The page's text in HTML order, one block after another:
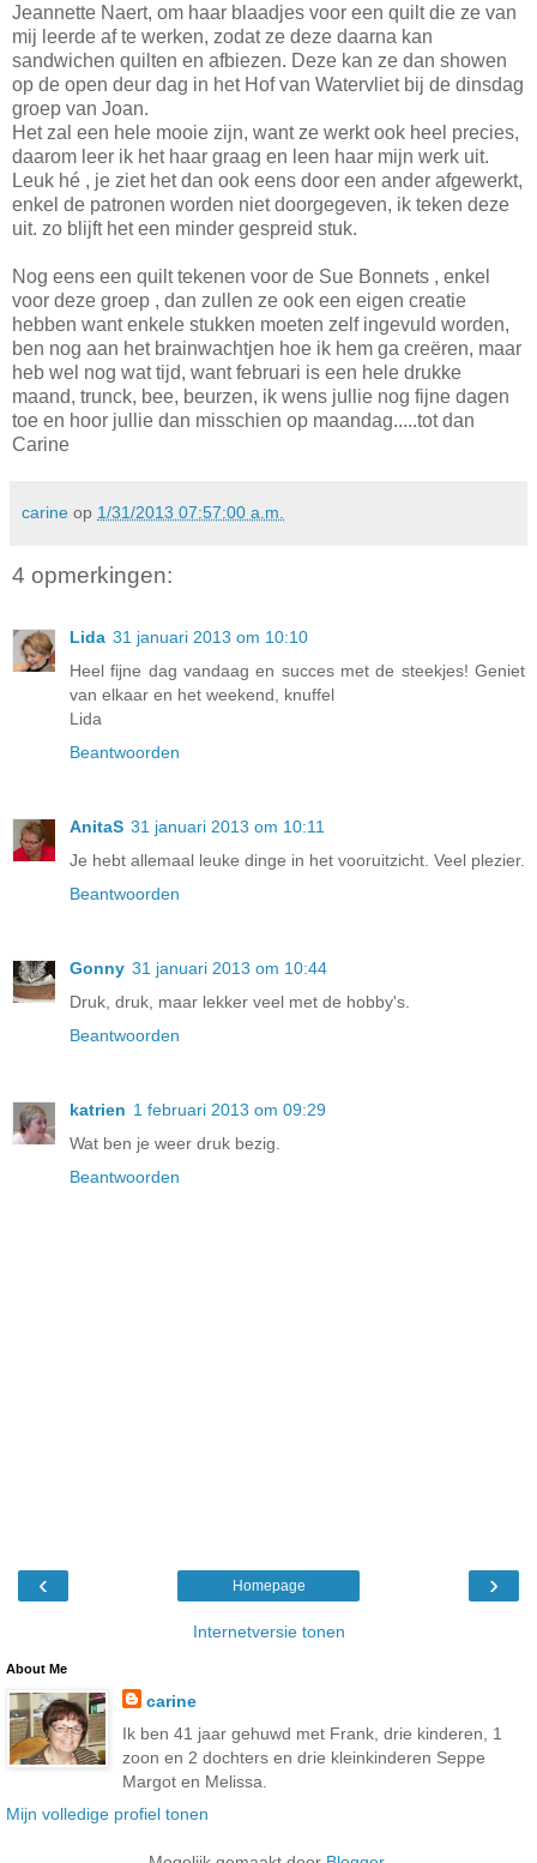
Jeannette Naert, om haar blaadjes voor een quilt die ze van
mij leerde af te werken, zodat ze deze daarna kan
sandwichen quilten en afbiezen. Deze kan ze dan showen
op de open deur dag in het Hof van Watervliet bij de dinsdag
groep van Joan.
Het zal een hele mooie zijn, want ze werkt ook heel precies,
daarom leer ik het haar graag en leen haar mijn werk uit.
Leuk hé , je ziet het dan ook eens door een ander afgewerkt,
enkel de patronen worden niet doorgegeven, ik teken deze
uit. zo blijft het een minder gespreid stuk.
Nog eens een quilt tekenen voor de Sue Bonnets , enkel
voor deze groep , dan zullen ze ook een eigen creatie
hebben want enkele stukken moeten zelf ingevuld worden,
ben nog aan het brainwachtjen hoe ik hem ga creëren, maar
heb wel nog wat tijd, want februari is een hele drukke
maand, trunck, bee, beurzen, ik wens jullie nog fijne dagen
toe en hoor jullie dan misschien op maandag.....tot dan
Carine
carine op 1/31/2013 07:57:00 a.m.
4 opmerkingen:
Lida 31 januari 2013 om 10:10
Heel fijne dag vandaag en succes met de steekjes! Geniet
van elkaar en het weekend, knuffel
Lida
Beantwoorden
AnitaS 31 januari 2013 om 10:11
Je hebt allemaal leuke dinge in het vooruitzicht. Veel plezier.
Beantwoorden
Gonny 31 januari 2013 om 10:44
Druk, druk, maar lekker veel met de hobby's.
Beantwoorden
katrien 1 februari 2013 om 09:29
Wat ben je weer druk bezig.
Beantwoorden
‹ ›
Homepage
Internetversie tonen
About Me
carine
Ik ben 41 jaar gehuwd met Frank, drie kinderen, 1
zoon en 2 dochters en drie kleinkinderen Seppe
Margot en Melissa.
Mijn volledige profiel tonen